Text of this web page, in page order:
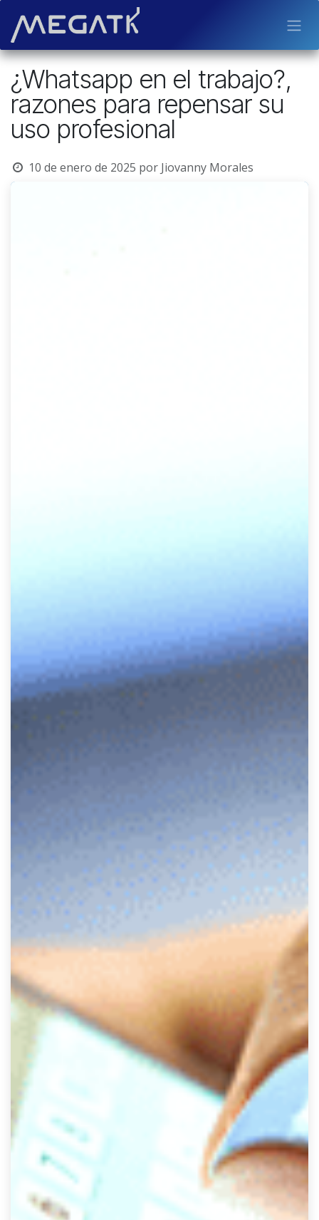
¿Whatsapp en el trabajo?,
razones para repensar su
uso profesional
10 de enero de 2025 por Jiovanny Morales